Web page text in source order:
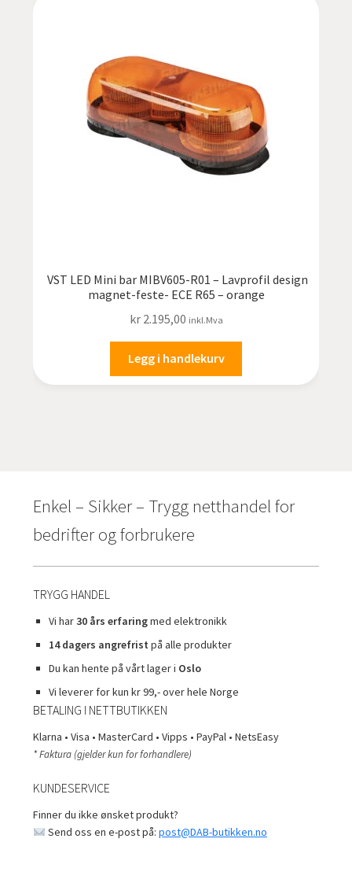
VST LED Mini bar MIBV605-R01 – Lavprofil design
magnet-feste- ECE R65 – orange
kr2.195,00 inkl.Mva
Legg i handlekurv
Enkel – Sikker – Trygg netthandel for
bedrifter og forbrukere
TRYGG HANDEL
Vi har30 års erfaringmed elektronikk
14 dagers angrefrist på alle produkter
Du kan hente på vårt lager i Oslo
Vi leverer for kun kr 99,- over hele Norge
BETALING I NETTBUTIKKEN
Klarna • Visa • MasterCard • Vipps • PayPal • NetsEasy
* Faktura (gjelder kun for forhandlere)
KUNDESERVICE
Finner du ikke ønsket produkt?
Send oss en e-post på: post@DAB-butikken.no